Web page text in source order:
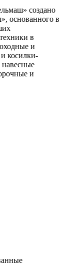
создано
основанного в
в
и
косилки-
и